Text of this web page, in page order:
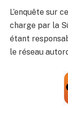
L’enquête sur
charge par la
étant
le réseau